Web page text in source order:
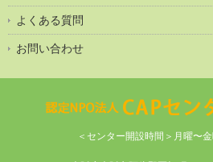
よくある質問
お問い合わせ
＜センター開設時間＞月曜〜